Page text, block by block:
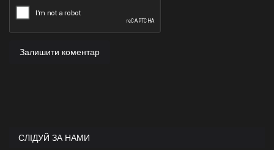
Залишити коментар
СЛІДУЙ ЗА НАМИ